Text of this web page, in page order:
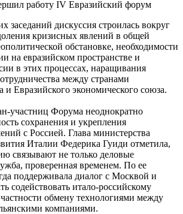
работу IV Евразийский форум
заседаний дискуссия строилась вокруг
кризисных явлений в общей
обстановке, необходимости
на евразийском пространстве и
в этих процессах, наращивания
между странами
и Евразийского экономического союза.
участниц Форума неоднократно
сохранения и укрепления
с Россией. Глава министерства
Италии Федерика Гуиди отметила,
связывают не только деловые
проверенная временем. По ее
поддерживала диалог с Москвой и
содействовать итало-российскому
обмену технологиями между
компаниями.